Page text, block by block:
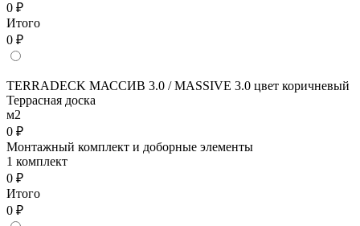
0 ₽
Итого
0 ₽
TERRADECK МАССИВ 3.0 / MASSIVE 3.0 цвет коричневый
Террасная доска
м2
0 ₽
Монтажный комплект и доборные элементы
1 комплект
0 ₽
Итого
0 ₽